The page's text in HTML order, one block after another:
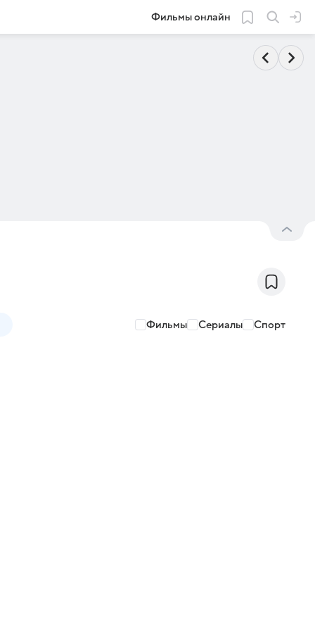
Фильмы онлайн
Фильмы Сериалы Спорт